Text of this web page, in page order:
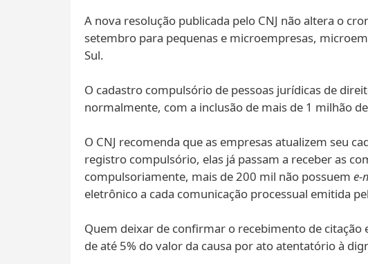
A nova resolução publicada pelo CNJ não altera o
setembro para pequenas e microempresas,
Sul.
O cadastro compulsório de pessoas jurídicas de
normalmente, com a inclusão de mais de 1 milhão
O CNJ recomenda que as empresas atualizem seu
registro compulsório, elas já passam a receber as
compulsoriamente, mais de 200 mil não possuem e-
eletrônico a cada comunicação processual emitida
Quem deixar de confirmar o recebimento de
de até 5% do valor da causa por ato atentatório à